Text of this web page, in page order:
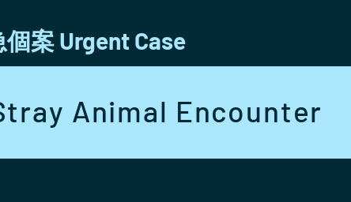
案 Urgent Case
Animal Encounter